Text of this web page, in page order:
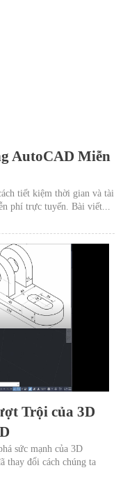
AutoCAD Miễn
tiết kiệm thời gian và tài
phí trực tuyến. Bài viết...
Trội của 3D
sức mạnh của 3D
thay đổi cách chúng ta